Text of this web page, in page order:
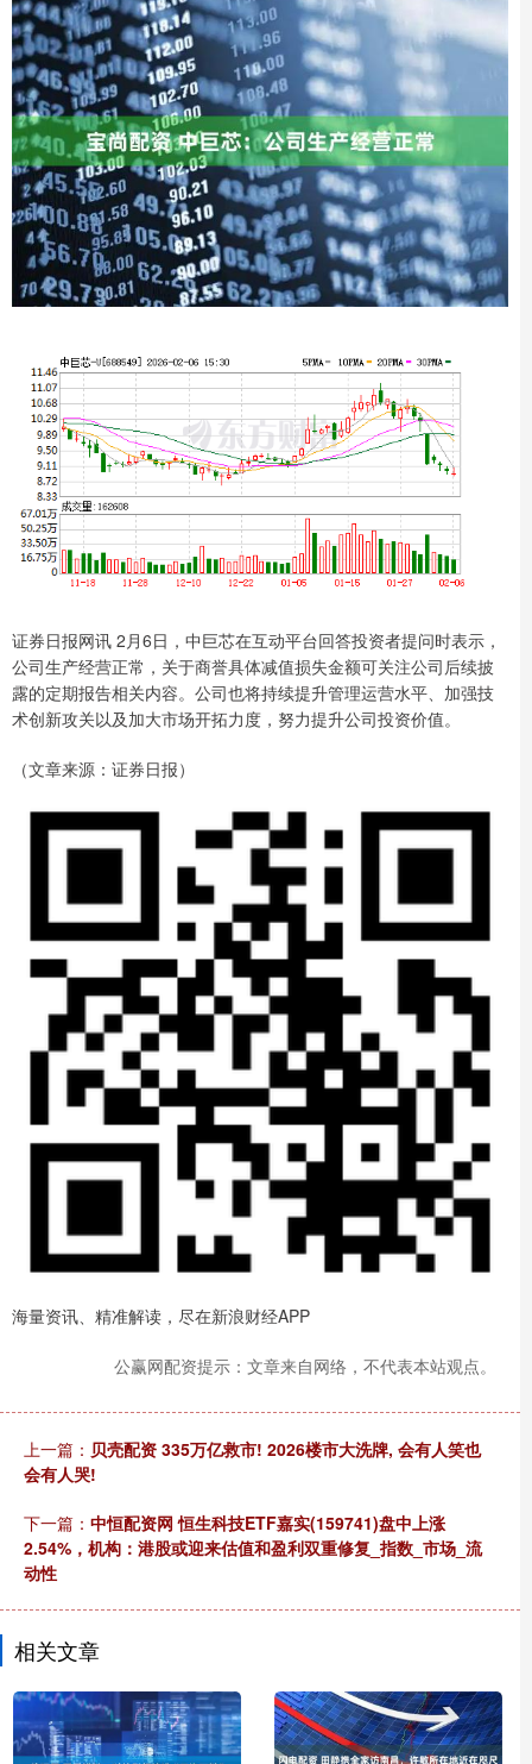
证券日报网讯 2月6日，中巨芯在互动平台回答投资者提问时表示，
公司生产经营正常，关于商誉具体减值损失金额可关注公司后续披
露的定期报告相关内容。公司也将持续提升管理运营水平、加强技
术创新攻关以及加大市场开拓力度，努力提升公司投资价值。
（文章来源：证券日报）
海量资讯、精准解读，尽在新浪财经APP
公赢网配资提示：文章来自网络，不代表本站观点。
上一篇： 贝壳配资 335万亿救市! 2026楼市大洗牌, 会有人笑也
会有人哭!
下一篇： 中恒配资网 恒生科技ETF嘉实(159741)盘中上涨
2.54%，机构：港股或迎来估值和盈利双重修复_指数_市场_流
动性
相关文章